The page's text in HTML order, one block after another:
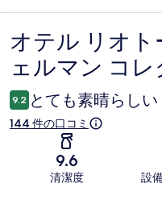
口
コ
ミ
オテル リオト
ェルマン コ
9.2 とても素晴らしい
144 件の口コミ
9.6
清潔度 設